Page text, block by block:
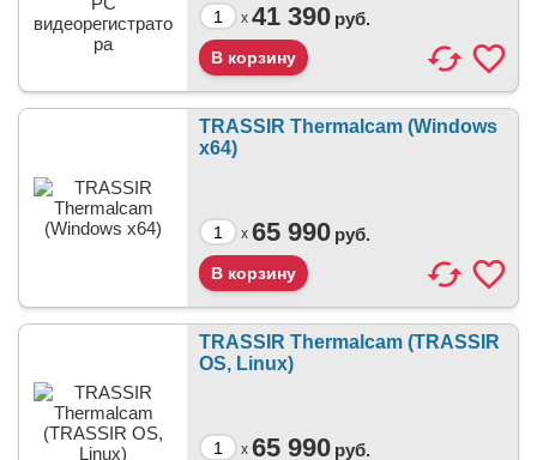
x 41 390 руб.
TRASSIR Thermalcam (Windows
x64)
x 65 990 руб.
TRASSIR Thermalcam (TRASSIR
OS, Linux)
x 65 990 руб.